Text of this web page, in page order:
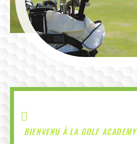
BIENVENU À LA GOLF ACADEMY